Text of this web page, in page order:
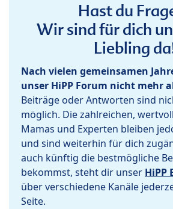
Hast du
Wir sind für dich
Liebling
Nach vielen gemeinsamen
unser HiPP Forum nicht mehr
Beiträge oder Antworten sind
möglich. Die zahlreichen,
Mamas und Experten bleiben
und sind weiterhin für dich
auch künftig die bestmögliche
bekommst, steht dir unser HiPP
über verschiedene Kanäle
Seite.